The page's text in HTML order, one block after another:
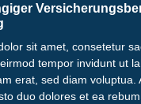
sit amet, consetetur
tempor invidunt ut
erat, sed diam voluptua.
duo dolores et ea